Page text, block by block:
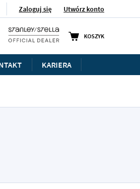
Zaloguj się Utwórz konto
KOSZYK
KARIERA